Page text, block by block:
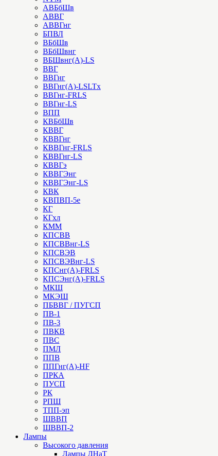
АВБбШв
АВВГ
АВВГнг
БПВЛ
ВБбШв
ВБбШвнг
ВБШвнг(А)-LS
ВВГ
ВВГнг
ВВГнг(А)-LSLTx
ВВГнг-FRLS
ВВГнг-LS
ВПП
КВБбШв
КВВГ
КВВГнг
КВВГнг-FRLS
КВВГнг-LS
КВВГэ
КВВГЭнг
КВВГЭнг-LS
КВК
КВПВП-5е
КГ
КГхл
КММ
КПСВВ
КПСВВнг-LS
КПСВЭВ
КПСВЭВнг-LS
КПСнг(А)-FRLS
КПСЭнг(А)-FRLS
МКШ
МКЭШ
ПБВВГ / ПУГСП
ПВ-1
ПВ-3
ПВКВ
ПВС
ПМЛ
ППВ
ППГнг(А)-HF
ПРКА
ПУСП
РК
РПШ
ТПП-эп
ШВВП
ШВВП-2
Лампы
Высокого давления
Лампы ДНаТ